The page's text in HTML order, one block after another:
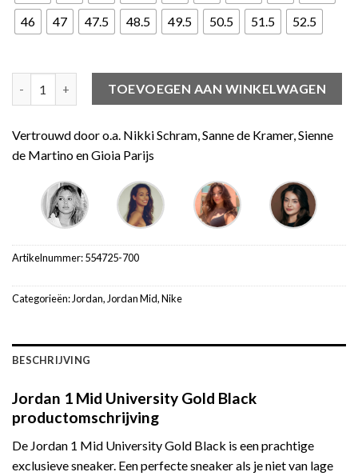
46
47 47.5 48.5 49.5 50.5 51.5 52.5
Jordan 1 Mid University Gold Black aantal
TOEVOEGEN AAN WINKELWAGEN
Vertrouwd door o.a. Nikki Schram, Sanne de Kramer, Sienne
de Martino en Gioia Parijs
Artikelnummer:554725-700
Categorieën: Jordan, Jordan Mid,Nike
BESCHRIJVING
Jordan 1 Mid University Gold Black
productomschrijving
De Jordan 1 Mid University Gold Black is een prachtige
exclusieve sneaker. Een perfecte sneaker als je niet van lage